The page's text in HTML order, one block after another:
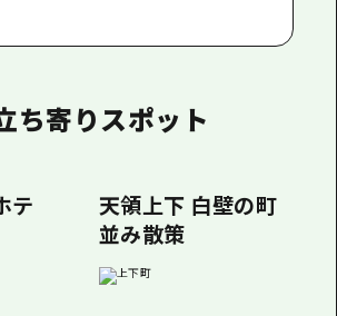
ち寄りスポット
テ
天領上下 白壁の町
並み散策